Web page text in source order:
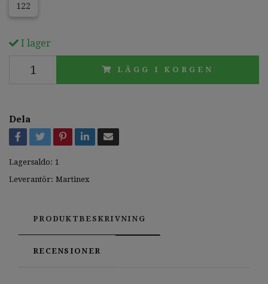
122
I lager
LÄGG I KORGEN
Dela
Lagersaldo: 1
Leverantör: Martinex
PRODUKTBESKRIVNING
RECENSIONER